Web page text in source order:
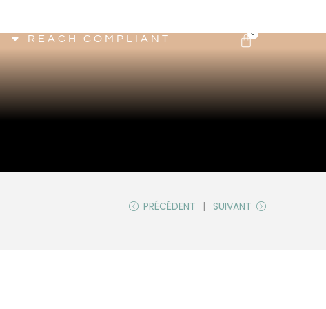
REACH COMPLIANT
0
PRÉCÉDENT SUIVANT